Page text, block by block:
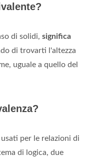
di solidi, significa
di trovarti l'altezza
uguale a quello del
per le relazioni di
di logica, due